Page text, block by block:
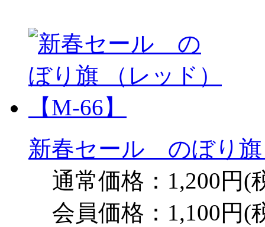
新春セール のぼり旗
通常価格：1,200円(
会員価格：1,100円(